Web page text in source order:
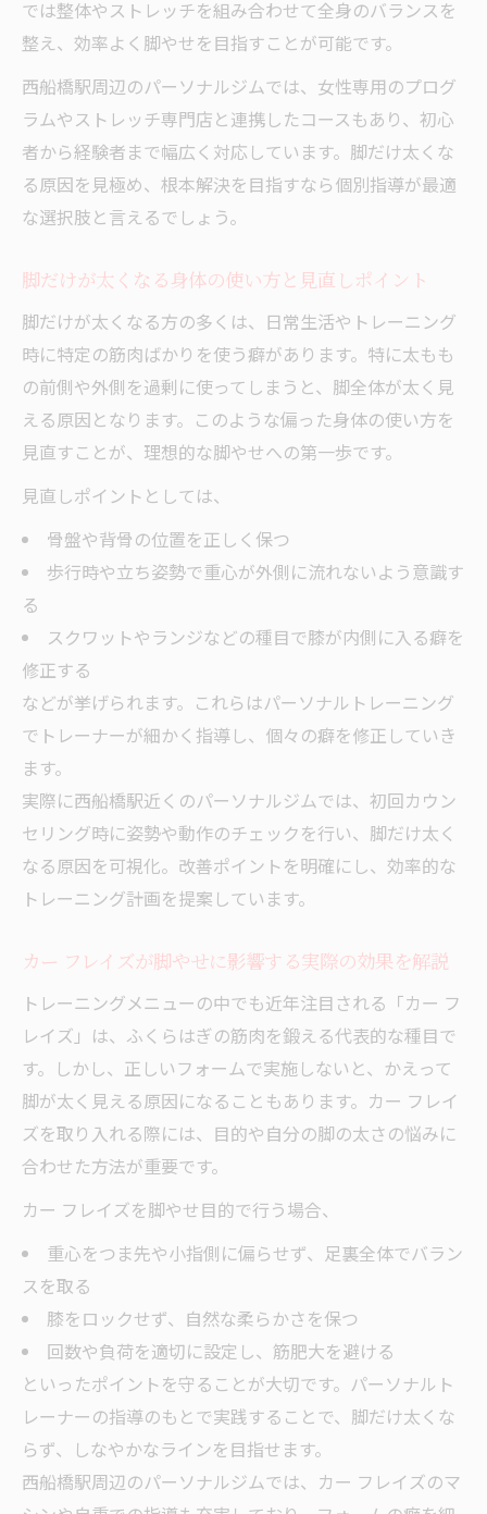
パーソナルジムで感じる身体の変化とその
理由
脚やせを目指す方必見の正しい筋肉の使い方と
は
脚やせ成功のためのパーソナルトレーニン
グ基礎知識
カー フレイズの効果的な活用法を知ろう
策
女性向けパーソナルジムで学ぶ筋肉の意識
法
姿勢改善とパーソナルトレーニングの組み
合わせ例
探る
無理せず続けられるパーソナルトレーニン
グの秘訣
法
ぐコツ
西船橋のパーソナルジム活用で得られるサ
習慣化しやすい脚やせメソッドを解説
トレーニングで脚が太くなる方のための姿勢改
善アドバイス
由
脚だけ太くなる人の骨盤や重心のクセを修
正
西船橋ストレッチと整体でバランスを整え
る方法
フォーム改善で脚やせ効果を最大化する秘
訣
カー フレイズ適正フォームと注意点をチェ
パーソナルトレーニングを活用した理想体型へ
の近道を紹介
理想体型に近づくパーソナルトレーニング
の流れ
脚やせを叶えるパーソナルジムの活用ポイ
ント
失敗しないための身体の使い方と習慣化ア
では整体やストレッチを組み合わせて全身のバランスを
整え、効率よく脚やせを目指すことが可能です。
西船橋駅周辺のパーソナルジムでは、女性専用のプログ
ラムやストレッチ専門店と連携したコースもあり、初心
者から経験者まで幅広く対応しています。脚だけ太くな
る原因を見極め、根本解決を目指すなら個別指導が最適
な選択肢と言えるでしょう。
脚だけが太くなる身体の使い方と見直しポイント
脚だけが太くなる方の多くは、日常生活やトレーニング
時に特定の筋肉ばかりを使う癖があります。特に太もも
の前側や外側を過剰に使ってしまうと、脚全体が太く見
える原因となります。このような偏った身体の使い方を
見直すことが、理想的な脚やせへの第一歩です。
見直しポイントとしては、
骨盤や背骨の位置を正しく保つ
歩行時や立ち姿勢で重心が外側に流れないよう意識す
る
スクワットやランジなどの種目で膝が内側に入る癖を
修正する
などが挙げられます。これらはパーソナルトレーニング
でトレーナーが細かく指導し、個々の癖を修正していき
ます。
実際に西船橋駅近くのパーソナルジムでは、初回カウン
セリング時に姿勢や動作のチェックを行い、脚だけ太く
なる原因を可視化。改善ポイントを明確にし、効率的な
トレーニング計画を提案しています。
カー フレイズが脚やせに影響する実際の効果を解説
トレーニングメニューの中でも近年注目される「カー フ
レイズ」は、ふくらはぎの筋肉を鍛える代表的な種目で
す。しかし、正しいフォームで実施しないと、かえって
脚が太く見える原因になることもあります。カー フレイ
ズを取り入れる際には、目的や自分の脚の太さの悩みに
合わせた方法が重要です。
カー フレイズを脚やせ目的で行う場合、
重心をつま先や小指側に偏らせず、足裏全体でバラン
スを取る
膝をロックせず、自然な柔らかさを保つ
回数や負荷を適切に設定し、筋肥大を避ける
といったポイントを守ることが大切です。パーソナルト
レーナーの指導のもとで実践することで、脚だけ太くな
らず、しなやかなラインを目指せます。
西船橋駅周辺のパーソナルジムでは、カー フレイズのマ